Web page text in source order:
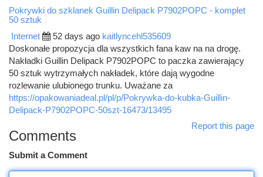
Pokrywki do szklanek Guillin Delipack P7902POPC - komplet
50 sztuk
Internet 52 days ago kaitlyncehl535609
Doskonałe propozycja dla wszystkich fana kaw na na drogę.
Nakładki Guillin Delipack P7902POPC to paczka zawierający
50 sztuk wytrzymałych nakładek, które dają wygodne
rozlewanie ulubionego trunku. Uważane za
https://opakowaniadeal.pl/pl/p/Pokrywka-do-kubka-Guillin-
Delipack-P7902POPC-50szt-16473/13495
Report this page
Comments
Submit a Comment